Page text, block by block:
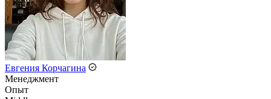
Евгения Корчагина
Менеджмент
Опыт